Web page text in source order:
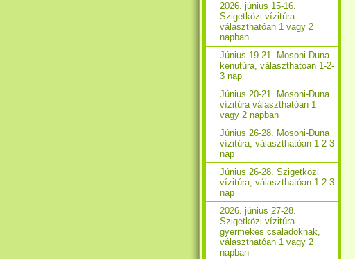
2026. június 15-16.
Szigetközi vízitúra
választhatóan 1 vagy 2
napban
Június 19-21. Mosoni-Duna
kenutúra, választhatóan 1-2-
3 nap
Június 20-21. Mosoni-Duna
vízitúra választhatóan 1
vagy 2 napban
Június 26-28. Mosoni-Duna
vízitúra, választhatóan 1-2-3
nap
Június 26-28. Szigetközi
vízitúra, választhatóan 1-2-3
nap
2026. június 27-28.
Szigetközi vízitúra
gyermekes családoknak,
választhatóan 1 vagy 2
napban